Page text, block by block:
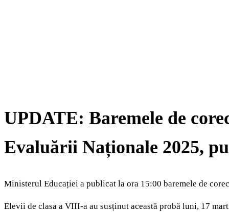
UPDATE: Baremele de
Evaluării Naționale 2025,
Ministerul Educației a publicat la ora 15:00 baremele de
Elevii de clasa a VIII-a au susținut această probă luni, 17